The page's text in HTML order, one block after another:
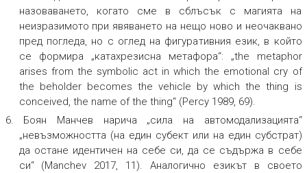
назоваването, когато сме в сблъсък с магията на
неизразимото при явяването на нещо ново и неочаквано
пред погледа, но с оглед на фигуративния език, в който
се формира „катахрезисна метафора“: „the metaphor
arises from the symbolic act in which the emotional cry of
the beholder becomes the vehicle by which the thing is
conceived, the name of the thing“ (Percy 1989, 69).
6. Боян Манчев нарича „сила на автомодализацията“
„невъзможността (на един субект или на един субстрат)
да остане идентичен на себе си, да се съдържа в себе
си“ (Manchev 2017, 11). Аналогично езикът в своето